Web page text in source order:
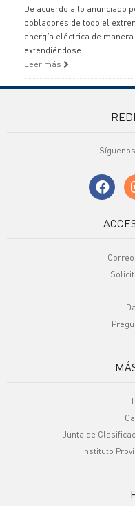
De acuerdo a lo anunciado
pobladores de todo el
energía eléctrica de
extendiéndose.
Leer más
Junta de
Instituto